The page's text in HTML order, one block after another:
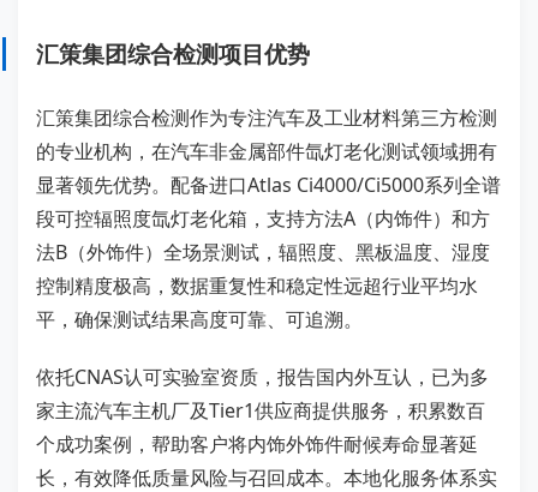
汇策集团综合检测项目优势
汇策集团综合检测作为专注汽车及工业材料第三方检测
的专业机构，在汽车非金属部件氙灯老化测试领域拥有
显著领先优势。配备进口Atlas Ci4000/Ci5000系列全谱
段可控辐照度氙灯老化箱，支持方法A（内饰件）和方
法B（外饰件）全场景测试，辐照度、黑板温度、湿度
控制精度极高，数据重复性和稳定性远超行业平均水
平，确保测试结果高度可靠、可追溯。
依托CNAS认可实验室资质，报告国内外互认，已为多
家主流汽车主机厂及Tier1供应商提供服务，积累数百
个成功案例，帮助客户将内饰外饰件耐候寿命显著延
长，有效降低质量风险与召回成本。本地化服务体系实